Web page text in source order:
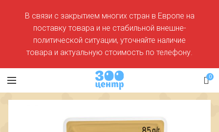
0
В связи с закрытием многих стран в Европе на
поставку товара и не стабильной внешне-
политической ситуации, уточняйте наличие
товара и актуальную стоимость по телефону.